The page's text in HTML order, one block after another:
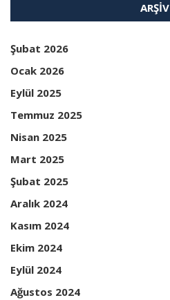
ARŞIV
Şubat 2026
Ocak 2026
Eylül 2025
Temmuz 2025
Nisan 2025
Mart 2025
Şubat 2025
Aralık 2024
Kasım 2024
Ekim 2024
Eylül 2024
Ağustos 2024